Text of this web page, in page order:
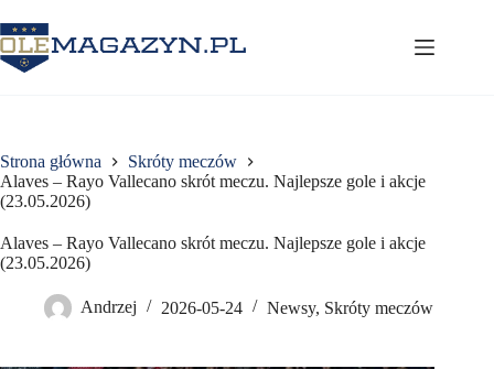
do
treści
Strona główna
Skróty meczów
Alaves – Rayo Vallecano skrót meczu. Najlepsze gole i akcje
(23.05.2026)
Alaves – Rayo Vallecano skrót meczu. Najlepsze gole i akcje
(23.05.2026)
Andrzej 2026-05-24 Newsy, Skróty meczów